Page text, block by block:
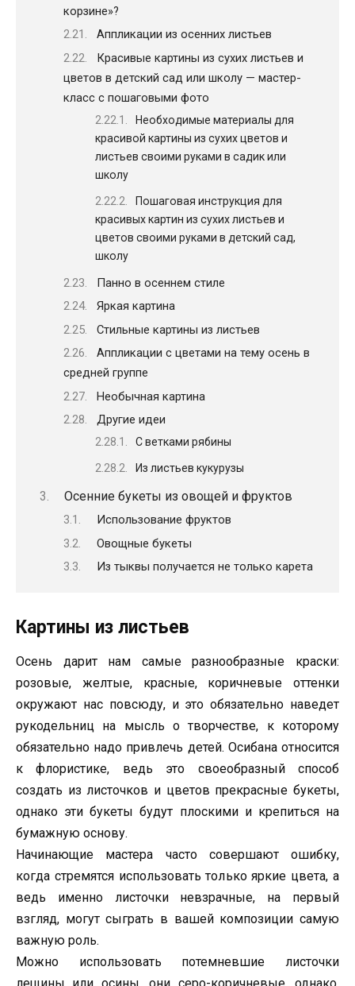
корзине»?
Аппликации из осенних листьев
Красивые картины из сухих листьев и
цветов в детский сад или школу — мастер-
класс с пошаговыми фото
Необходимые материалы для
красивой картины из сухих цветов и
листьев своими руками в садик или
школу
Пошаговая инструкция для
красивых картин из сухих листьев и
цветов своими руками в детский сад,
школу
Панно в осеннем стиле
Яркая картина
Стильные картины из листьев
Аппликации с цветами на тему осень в
средней группе
Необычная картина
Другие идеи
С ветками рябины
Из листьев кукурузы
Осенние букеты из овощей и фруктов
Использование фруктов
Овощные букеты
Из тыквы получается не только карета
Картины из листьев
Осень дарит нам самые разнообразные краски:
розовые, желтые, красные, коричневые оттенки
окружают нас повсюду, и это обязательно наведет
рукодельниц на мысль о творчестве, к которому
обязательно надо привлечь детей. Осибана относится
к флористике, ведь это своеобразный способ
создать из листочков и цветов прекрасные букеты,
однако эти букеты будут плоскими и крепиться на
бумажную основу.
Начинающие мастера часто совершают ошибку,
когда стремятся использовать только яркие цвета, а
ведь именно листочки невзрачные, на первый
взгляд, могут сыграть в вашей композиции самую
важную роль.
Можно использовать потемневшие листочки
лещины или осины, они серо-коричневые, однако,